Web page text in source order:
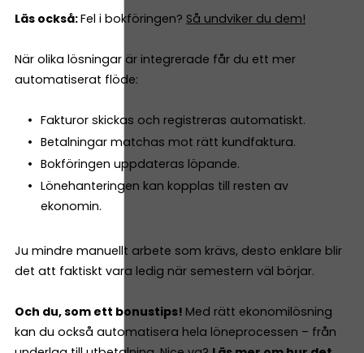
Läs också:Fel i bokföringen? Så undviker du dem!
När olika lösningar är integrerade får du ett mer
automatiserat flöde:
Fakturor skickas och registreras automatiskt.
Betalningar matchas mot rätt kundfaktura.
Bokföringen uppdateras löpande.
Lönehanteringen kan kopplas till resten av
ekonomin.
Ju mindre manuellt arbete som krävs, desto enklare blir
det att faktiskt vara ledig när semestern väl börjar.
Och du, som ett bonustips! Med rätt ekonomilösning
kan du också automatisera hela löneprocessen – från